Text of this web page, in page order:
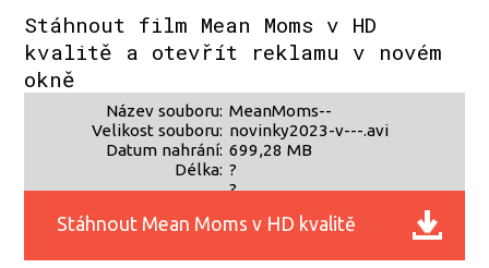
Stáhnout film Mean Moms v HD
kvalitě a otevřít reklamu v novém
okně
Název souboru:
Velikost souboru:
Datum nahrání:
Délka:
MeanMoms--
novinky2023-v---.avi
699,28 MB
?
?
Stáhnout Mean Moms v HD kvalitě